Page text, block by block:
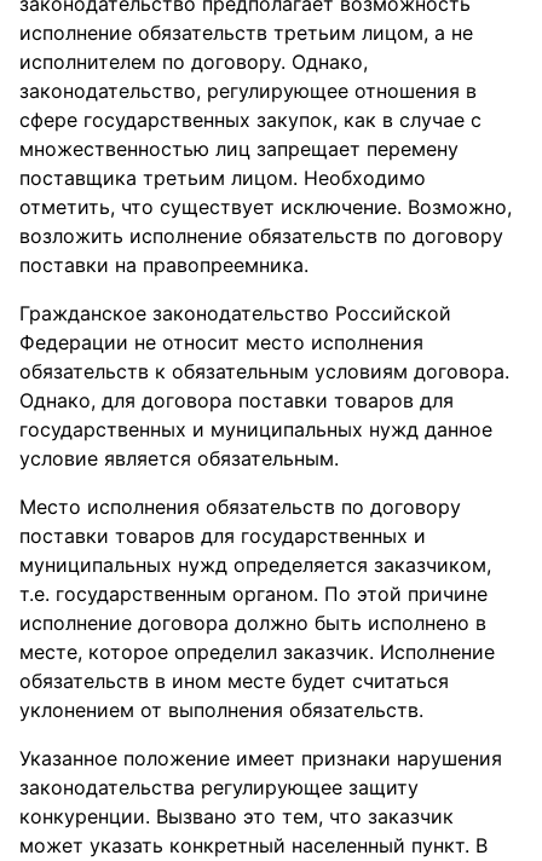
исполнение обязательств третьим лицом, а не
исполнителем по договору. Однако,
законодательство, регулирующее отношения в
сфере государственных закупок, как в случае с
множественностью лиц запрещает перемену
поставщика третьим лицом. Необходимо
отметить, что существует исключение. Возможно,
возложить исполнение обязательств по договору
поставки на правопреемника.
Гражданское законодательство Российской
Федерации не относит место исполнения
обязательств к обязательным условиям договора.
Однако, для договора поставки товаров для
государственных и муниципальных нужд данное
условие является обязательным.
Место исполнения обязательств по договору
поставки товаров для государственных и
муниципальных нужд определяется заказчиком,
т.е. государственным органом. По этой причине
исполнение договора должно быть исполнено в
месте, которое определил заказчик. Исполнение
обязательств в ином месте будет считаться
уклонением от выполнения обязательств.
Указанное положение имеет признаки нарушения
законодательства регулирующее защиту
конкуренции. Вызвано это тем, что заказчик
может указать конкретный населенный пункт. В